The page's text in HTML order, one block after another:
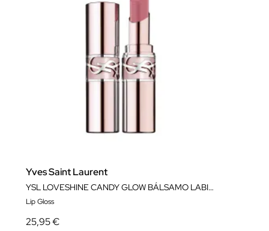
Yves Saint Laurent
YSL LOVESHINE CANDY GLOW BÁLSAMO LABIAL
Lip Gloss
25,95 €